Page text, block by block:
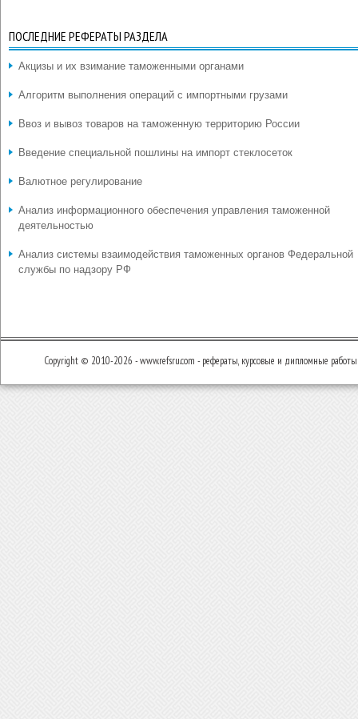
ПОСЛЕДНИЕ РЕФЕРАТЫ РАЗДЕЛА
Акцизы и их взимание таможенными органами
Алгоритм выполнения операций с импортными грузами
Ввоз и вывоз товаров на таможенную территорию России
Введение специальной пошлины на импорт стеклосеток
Валютное регулирование
Анализ информационного обеспечения управления таможенной
деятельностью
Анализ системы взаимодействия таможенных органов Федеральной
службы по надзору РФ
Copyright © 2010-2026 - www.refsru.com - рефераты, курсовые и дипломные работы